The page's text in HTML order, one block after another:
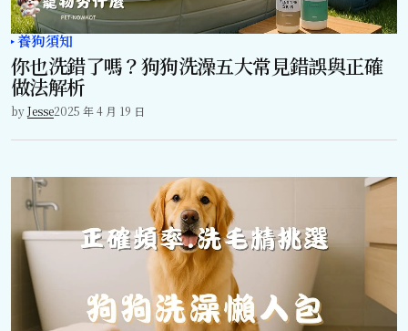
養狗須知
你也洗錯了嗎？狗狗洗澡五大常見錯誤與正確
做法解析
byJesse2025 年 4 月 19 日